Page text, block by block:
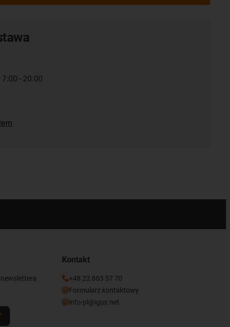
7:00–20:00
Kontakt
+48 22 863 57 70
Formularz kontaktowy
info-pl@igus.net